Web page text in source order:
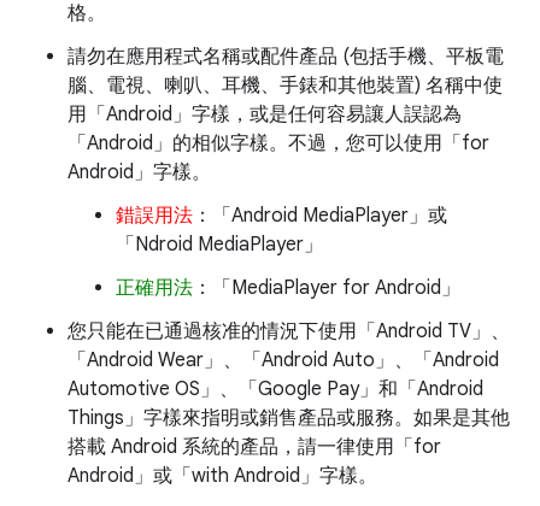
格。
請勿在應用程式名稱或配件產品 (包括手機、平板電
腦、電視、喇叭、耳機、手錶和其他裝置) 名稱中使
用「Android」字樣，或是任何容易讓人誤認為
「Android」的相似字樣。不過，您可以使用「for
Android」字樣。
錯誤用法 ：「Android MediaPlayer」或
「Ndroid MediaPlayer」
正確用法 ：「MediaPlayer for Android」
您只能在已通過核准的情況下使用「Android TV」、
「Android Wear」、「Android Auto」、「Android
Automotive OS」、「Google Pay」和「Android
Things」字樣來指明或銷售產品或服務。如果是其他
搭載 Android 系統的產品，請一律使用「for
Android」或「with Android」字樣。